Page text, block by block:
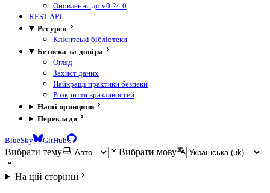
Оновлення до v0.24.0
REST API
Ресурси
Клієнтські бібліотеки
Безпека та довіра
Огляд
Захист даних
Найкращі практики безпеки
Розкриття вразливостей
Наші принципи
Переклади
BlueSky GitHub
Вибрати тему Вибрати мову
На цій сторінці